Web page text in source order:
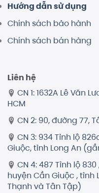
Hướng dẫn sử dụng
Chính sách bảo hành
Chính sách bán hàng
Liên hệ
CN 1: 1632A Lê Văn
HCM
CN 2: 90, đường 77,
CN 3: 934 Tỉnh lộ
Giuộc, tỉnh Long An
CN 4: 487 Tỉnh lộ
huyện Cần Giuộc ,
Thạnh và Tân Tập)